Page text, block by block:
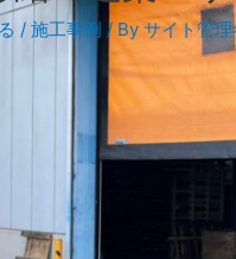
/施工事例 / Byサイト管